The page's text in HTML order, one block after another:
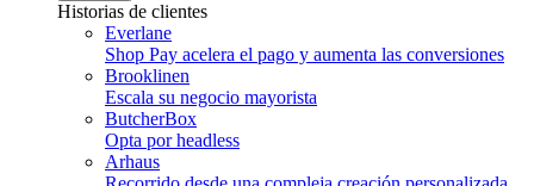
Historias de clientes
Everlane
Shop Pay acelera el pago y aumenta las conversiones
Brooklinen
Escala su negocio mayorista
ButcherBox
Opta por headless
Arhaus